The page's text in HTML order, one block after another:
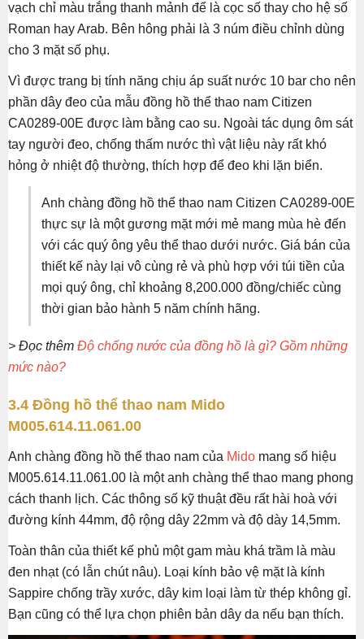
vạch chỉ màu trắng thanh mảnh để là cọc số thay cho hệ số
Roman hay Arab. Bên hông phải là 3 núm điều chỉnh dùng
cho 3 mặt số phụ.
Vì được trang bị tính năng chịu áp suất nước 10 bar cho nên
phần dây đeo của mẫu đồng hồ thể thao nam Citizen
CA0289-00E được làm bằng cao su. Ngoài tác dụng ôm sát
tay người đeo, chống thấm nước thì vật liệu này rất khó
hỏng ở nhiệt độ thường, thích hợp để đeo khi lặn biển.
Anh chàng đồng hồ thể thao nam Citizen CA0289-00E
thực sự là một gương mặt mới mẻ mang mùa hè đến
với các quý ông yêu thể thao dưới nước. Giá bán của
thiết kế này lại vô cùng rẻ và phù hợp với túi tiền của
mọi quý ông, chỉ khoảng 8,200.000 đồng/chiếc cùng
thời gian bảo hành 5 năm chính hãng.
> Đọc thêm Độ chống nước của đồng hồ là gì? Gồm những
mức nào?
3.4 Đồng hồ thể thao nam Mido
M005.614.11.061.00
Anh chàng đồng hồ thể thao nam của Mido mang số hiệu
M005.614.11.061.00 là một anh chàng thể thao mang phong
cách thanh lịch. Các thông số kỹ thuật đều rất hài hoà với
đường kính 44mm, độ rộng dây 22mm và độ dày 14,5mm.
Toàn thân của thiết kế phủ một gam màu khá trầm là màu
đen nhạt (có lẫn chút nâu). Loại kính bảo vệ mặt là kính
Sappire chống trầy xước, dây kim loại làm từ thép không gỉ.
Bạn cũng có thể lựa chọn phiên bản dây da nếu bạn thích.